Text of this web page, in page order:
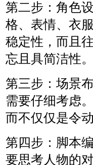
第二步：角色
格、表情、衣
稳定性，而且
忘且具简洁性
第三步：场景
需要仔细考虑
而不仅仅是令
第四步：脚本
要思考人物的